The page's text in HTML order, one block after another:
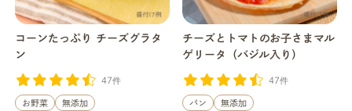
コーンたっぷり チーズグラタ
ン
47件
お野菜 無添加
チーズとトマトのお子さまマル
ゲリータ（バジル入り）
47件
パン 無添加